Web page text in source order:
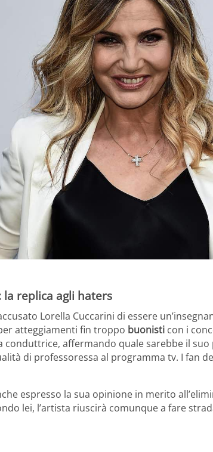
la replica agli haters
Lorella Cuccarini di essere
atteggiamenti fin troppo buonisti con i
conduttrice, affermando quale sarebbe il
di professoressa al programma tv. I fan
espresso la sua opinione in merito
lei, l’artista riuscirà comunque a fare